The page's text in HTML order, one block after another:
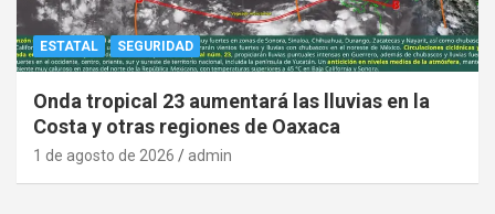
ESTATAL SEGURIDAD
Onda tropical 23 aumentará las lluvias en la
Costa y otras regiones de Oaxaca
1 de agosto de 2026 admin